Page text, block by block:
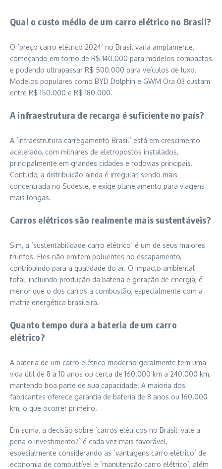
Qual o custo médio de um carro elétrico no Brasil?
O `preço carro elétrico 2024` no Brasil varia amplamente,
começando em torno de R$ 140.000 para modelos compactos
e podendo ultrapassar R$ 500.000 para veículos de luxo.
Modelos populares como BYD Dolphin e GWM Ora 03 custam
entre R$ 150.000 e R$ 180.000.
A infraestrutura de recarga é suficiente no país?
A `infraestrutura carregamento Brasil` está em crescimento
acelerado, com milhares de eletropostos instalados,
principalmente em grandes cidades e rodovias principais.
Contudo, a distribuição ainda é irregular, sendo mais
concentrada no Sudeste, e exige planejamento para viagens
mais longas.
Carros elétricos são realmente mais sustentáveis?
Sim, a `sustentabilidade carro elétrico` é um de seus maiores
trunfos. Eles não emitem poluentes no escapamento,
contribuindo para a qualidade do ar. O impacto ambiental
total, incluindo produção da bateria e geração de energia, é
menor que o dos carros a combustão, especialmente com a
matriz energética brasileira.
Quanto tempo dura a bateria de um carro
elétrico?
A bateria de um carro elétrico moderno geralmente tem uma
vida útil de 8 a 10 anos ou cerca de 160.000 km a 240.000 km,
mantendo boa parte de sua capacidade. A maioria dos
fabricantes oferece garantia de bateria de 8 anos ou 160.000
km, o que ocorrer primeiro.
Em suma, a decisão sobre `carros elétricos no Brasil: vale a
pena o investimento?` é cada vez mais favorável,
especialmente considerando as `vantagens carro elétrico` de
economia de combustível e `manutenção carro elétrico`, além